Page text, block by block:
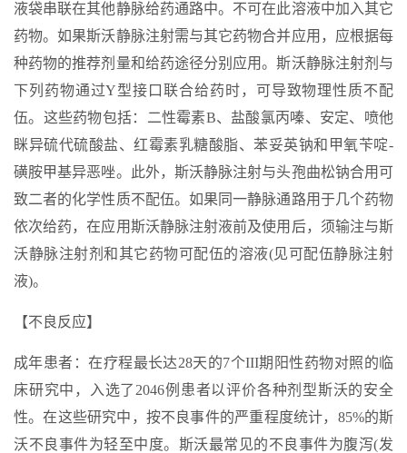
液袋串联在其他静脉给药通路中。不可在此溶液中加入其它
药物。如果斯沃静脉注射需与其它药物合并应用，应根据每
种药物的推荐剂量和给药途径分别应用。斯沃静脉注射剂与
下列药物通过Y型接口联合给药时，可导致物理性质不配
伍。这些药物包括：二性霉素B、盐酸氯丙嗪、安定、喷他
眯异硫代硫酸盐、红霉素乳糖酸脂、苯妥英钠和甲氧苄啶-
磺胺甲基异恶唑。此外，斯沃静脉注射与头孢曲松钠合用可
致二者的化学性质不配伍。如果同一静脉通路用于几个药物
依次给药，在应用斯沃静脉注射液前及使用后，须输注与斯
沃静脉注射剂和其它药物可配伍的溶液(见可配伍静脉注射
液)。
【不良反应】
成年患者：在疗程最长达28天的7个III期阳性药物对照的临
床研究中，入选了2046例患者以评价各种剂型斯沃的安全
性。在这些研究中，按不良事件的严重程度统计，85%的斯
沃不良事件为轻至中度。斯沃最常见的不良事件为腹泻(发